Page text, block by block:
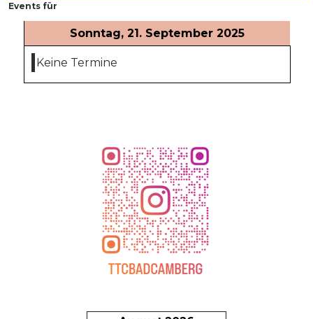
Events für
Sonntag, 21. September 2025
Keine Termine